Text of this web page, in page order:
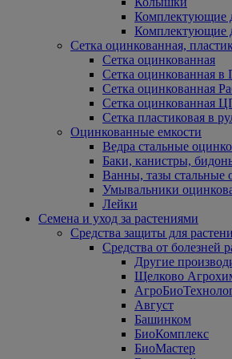
Комплектующие
Комплектующие
Сетка оцинкованная,
Сетка оцинкованная
Сетка оцинкованная
Сетка оцинкованная
Сетка оцинкованная
Сетка пластиковая в
Оцинкованные емкости
Ведра стальные
Баки, канистры,
Ванны, тазы стальные
Умывальники
Лейки
Семена и уход за растениями
Средства защиты для
Средства от болезней
Другие
Щелково
Август
Башинком
БиоКомплекс
БиоМастер